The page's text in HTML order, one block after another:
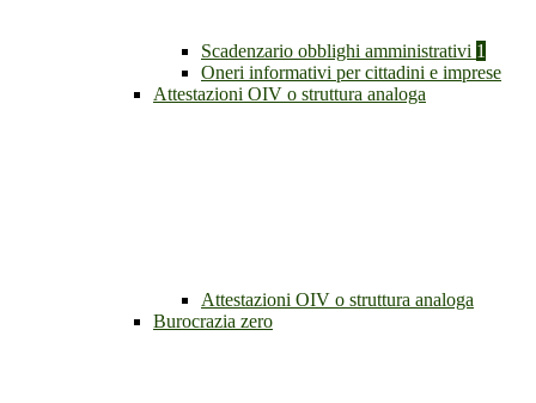
Scadenzario obblighi amministrativi 1
Oneri informativi per cittadini e imprese
Attestazioni OIV o struttura analoga
Attestazioni OIV o struttura analoga
Burocrazia zero